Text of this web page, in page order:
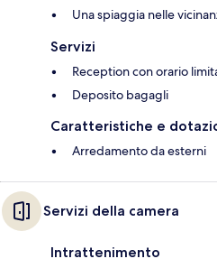
Una spiaggia nelle
Servizi
Reception con orario
Deposito bagagli
Caratteristiche e
Arredamento da esterni
Servizi della camera
Intrattenimento